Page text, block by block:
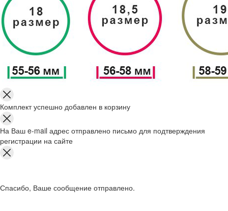
Комплект успешно добавлен в корзину
На Ваш e-mail адрес отправлено письмо для подтверждения
регистрации на сайте
Спасибо, Ваше сообщение отправлено.